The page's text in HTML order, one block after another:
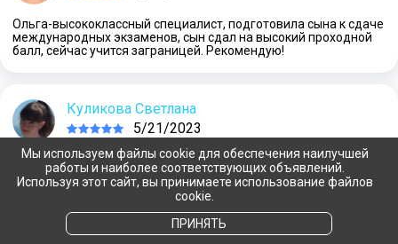
Ольга-высококлассный специалист, подготовила сына к сдаче
международных экзаменов, сын сдал на высокий проходной
балл, сейчас учится заграницей. Рекомендую!
Куликова Светлана
5/21/2023
К Светлане я пришла с нулевым знанием языка, т.к. в школе
изучала немецкий. Занимались 3 года. С полной уверенностью
могу сказать, что Светлана специалист своего дела,
замечательный репетитор с индивидуальным подходом.
Объясняет все понятно и в досту…
Мы используем файлы cookie для обеспечения наилучшей
работы и наиболее соответствующих объявлений.
Используя этот сайт, вы принимаете использование файлов
cookie.
ПРИНЯТЬ